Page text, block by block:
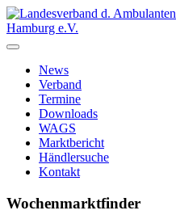
News
Verband
Termine
Downloads
WAGS
Marktbericht
Händlersuche
Kontakt
Wochenmarktfinder